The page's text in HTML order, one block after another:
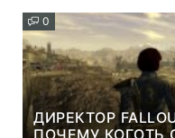
0
ДИРЕКТОР